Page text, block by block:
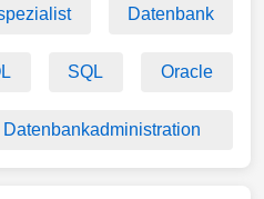
Datenbank
SQL Oracle
Datenbankadministration